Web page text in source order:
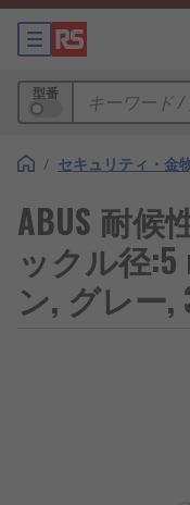
型番
/ セキュリティ・金
ABUS 耐候
ックル径:5
ン, グレー,